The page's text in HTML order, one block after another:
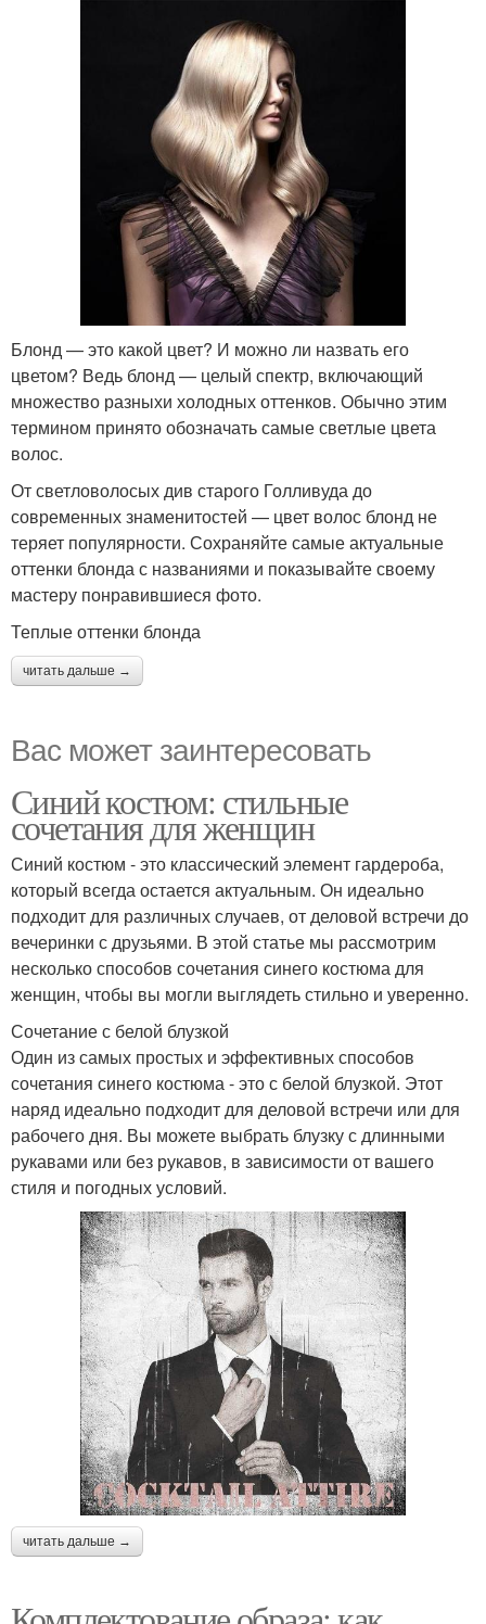
Блонд — это какой цвет? И можно ли назвать его
цветом? Ведь блонд — целый спектр, включающий
множество разныхи холодных оттенков. Обычно этим
термином принято обозначать самые светлые цвета
волос.
От светловолосых див старого Голливуда до
современных знаменитостей — цвет волос блонд не
теряет популярности. Сохраняйте самые актуальные
оттенки блонда с названиями и показывайте своему
мастеру понравившиеся фото.
Теплые оттенки блонда
читать дальше →
Вас может заинтересовать
Синий костюм: стильные
сочетания для женщин
Синий костюм - это классический элемент гардероба,
который всегда остается актуальным. Он идеально
подходит для различных случаев, от деловой встречи до
вечеринки с друзьями. В этой статье мы рассмотрим
несколько способов сочетания синего костюма для
женщин, чтобы вы могли выглядеть стильно и уверенно.
Сочетание с белой блузкой
Один из самых простых и эффективных способов
сочетания синего костюма - это с белой блузкой. Этот
наряд идеально подходит для деловой встречи или для
рабочего дня. Вы можете выбрать блузку с длинными
рукавами или без рукавов, в зависимости от вашего
стиля и погодных условий.
читать дальше →